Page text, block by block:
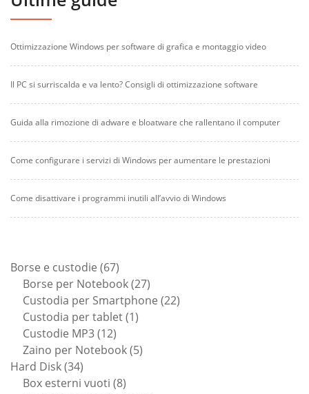
Ottimizzazione Windows per software di grafica e montaggio video
Il PC si surriscalda e va lento? Consigli di ottimizzazione software
Guida alla rimozione di adware e bloatware che rallentano il computer
Come configurare i servizi di Windows per aumentare le prestazioni
Come disattivare i programmi inutili all’avvio di Windows
Borse e custodie 6767
prodotti
Borse per Notebook 2727
prodotti
Custodia per Smartphone 2222
Custodia per tablet 11
Custodie MP3 1212
prodotti
Zaino per Notebook 55
Hard Disk 3434
prodotti
Box esterni vuoti 88